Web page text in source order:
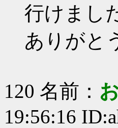
行けまし
ありがと
120 名前：
19:56:16